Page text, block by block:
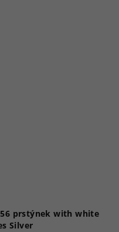
56 prstýnek with white
Silver